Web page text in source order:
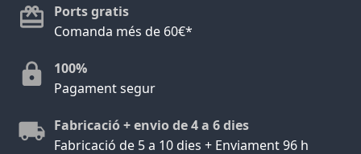
Ports gratis
Comanda més de 60€*
100%
Pagament segur
Fabricació + envio de 4 a 6 dies
Fabricació de 5 a 10 dies + Enviament 96 h